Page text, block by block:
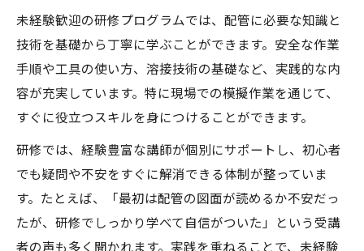
未経験歓迎の研修プログラムでは、配管に必要な知識と
技術を基礎から丁寧に学ぶことができます。安全な作業
手順や工具の使い方、溶接技術の基礎など、実践的な内
容が充実しています。特に現場での模擬作業を通じて、
すぐに役立つスキルを身につけることができます。
研修では、経験豊富な講師が個別にサポートし、初心者
でも疑問や不安をすぐに解消できる体制が整っていま
す。たとえば、「最初は配管の図面が読めるか不安だっ
たが、研修でしっかり学べて自信がついた」という受講
者の声も多く聞かれます。実践を重ねることで、未経験